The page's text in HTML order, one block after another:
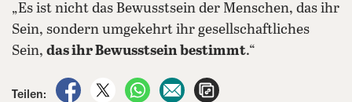
„Es ist nicht das Bewusstsein der Menschen, das ihr
Sein, sondern umgekehrt ihr gesellschaftliches
Sein, das ihr Bewusstsein bestimmt.“
Teilen:
auf Facebook teilen
auf X teilenper WhatsApp teilen
per E-Mail teilen